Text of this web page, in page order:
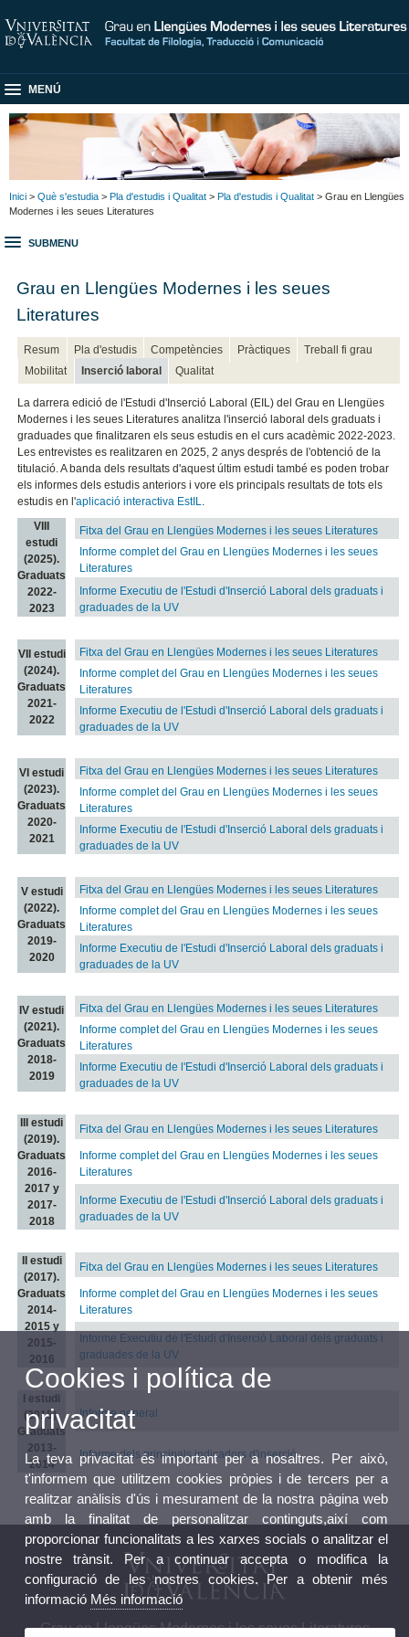
MENÚ
Inici > Què s'estudia > Pla d'estudis i Qualitat > Pla d'estudis i Qualitat > Grau en Llengües
Modernes i les seues Literatures
SUBMENU
Grau en Llengües Modernes i les seues
Literatures
Resum Pla d'estudis Competències Pràctiques
Treball fi grau
Mobilitat
Inserció laboral Qualitat
La darrera edició de l'Estudi d'Inserció Laboral (EIL) del Grau en Llengües
Modernes i les seues Literatures analitza l'inserció laboral dels graduats i
graduades que finalitzaren els seus estudis en el curs acadèmic 2022-2023.
Les entrevistes es realitzaren en 2025, 2 anys després de l'obtenció de la
titulació. A banda dels resultats d'aquest últim estudi també es poden trobar
els informes dels estudis anteriors i vore els principals resultats de tots els
estudis en l'aplicació interactiva EstIL
VIII
estudi
(2025).
Graduats
2022-
2023
Fitxa del Grau en Llengües Modernes i les seues Literatures
Informe complet del Grau en Llengües Modernes i les seues
Literatures
Informe Executiu de l'Estudi d'Inserció Laboral dels graduats i
graduades de la UV
VII estudi
(2024).
Graduats
2021-
2022
Fitxa del Grau en Llengües Modernes i les seues Literatures
Informe complet del Grau en Llengües Modernes i les seues
Literatures
Informe Executiu de l'Estudi d'Inserció Laboral dels graduats i
graduades de la UV
VI estudi
(2023).
Graduats
2020-
2021
Fitxa del Grau en Llengües Modernes i les seues Literatures
Informe complet del Grau en Llengües Modernes i les seues
Literatures
Informe Executiu de l'Estudi d'Inserció Laboral dels graduats i
graduades de la UV
V estudi
(2022).
Graduats
2019-
2020
Fitxa del Grau en Llengües Modernes i les seues Literatures
Informe complet del Grau en Llengües Modernes i les seues
Literatures
Informe Executiu de l'Estudi d'Inserció Laboral dels graduats i
graduades de la UV
IV estudi
(2021).
Graduats
2018-
2019
Fitxa del Grau en Llengües Modernes i les seues Literatures
Informe complet del Grau en Llengües Modernes i les seues
Literatures
Informe Executiu de l'Estudi d'Inserció Laboral dels graduats i
graduades de la UV
III estudi
(2019).
Graduats
2016-
2017 y
2017-
2018
Fitxa del Grau en Llengües Modernes i les seues Literatures
Informe complet del Grau en Llengües Modernes i les seues
Literatures
Informe Executiu de l'Estudi d'Inserció Laboral dels graduats i
graduades de la UV
II estudi
(2017).
Graduats
2014-
2015 y
2015-
2016
Fitxa del Grau en Llengües Modernes i les seues Literatures
Informe complet del Grau en Llengües Modernes i les seues
Literatures
Informe Executiu de l'Estudi d'Inserció Laboral dels graduats i
graduades de la UV
I estudi
(2015).
Graduats
2013-
2014
Informe general
Informe dels principals indicadors d'inserció
Grau en Llengües Modernes i les seues Literatures
Cookies i política de
privacitat
La teva privacitat és important per a nosaltres. Per això,
t'informem que utilitzem cookies pròpies i de tercers per a
realitzar anàlisis d'ús i mesurament de la nostra pàgina web
amb la finalitat de personalitzar continguts,així com
proporcionar funcionalitats a les xarxes socials o analitzar el
nostre trànsit. Per a continuar accepta o modifica la
configuració de les nostres cookies. Per a obtenir més
informació Més informació